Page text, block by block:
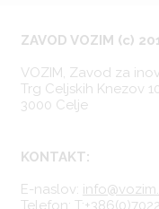
ZAVOD VOZIM (c)
VOZIM, Zavod za
Trg Celjskih Knezov
3000 Celje
KONTAKT:
E-naslov:
Telefon: